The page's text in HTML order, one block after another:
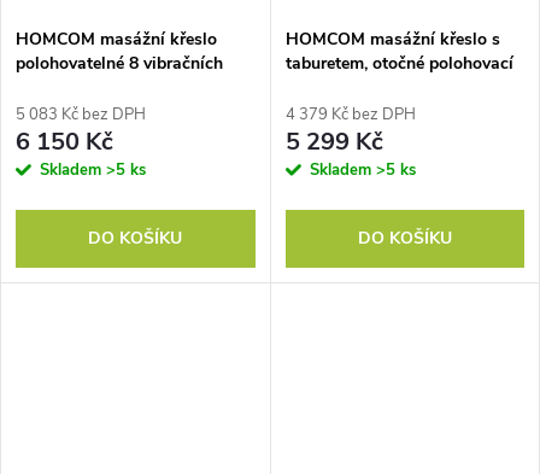
HOMCOM masážní křeslo
polohovatelné 8 vibračních
bodů, 56 x 168 x 84 cm, šedá
barva
5 083 Kč bez DPH
6 150 Kč
Skladem >5 ks
DO KOŠÍKU
HOMCOM masážní křeslo s
taburetem, otočné polohovací
elektrické TV křeslo s
polohovací funkcí, dálkové
ovládání do obývacího pokoje,
imitace kůže, krémová barva
4 379 Kč bez DPH
5 299 Kč
Skladem >5 ks
DO KOŠÍKU